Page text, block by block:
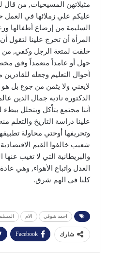
مثيلاتهن المسيحيات, من قال
عليكم علي زملائها في العمل
السليمة من إرضاع أطفالها
المرأة أن تخرج علينا
خلقت لمتعة الرجل وكفي, من
جهل أو عامداً متعمداً وفق
أحوال التعليم وجعله
لايغني ولا يثمن من جوع بل
الدكتوره ناديه جمال الدين
أننا مجتمع يتاْكل ويتحلل
علينا دراسة التاريخ والتعلم
وتحريفها أوحتي محاولة
شعيب خالفوا القيم
والبريطانية التي لا تغيب
العدل واتباع الأهواء, وهي
كلنا في الهم شرق.
احمد شوقي الام المسلم
شارك Facebook